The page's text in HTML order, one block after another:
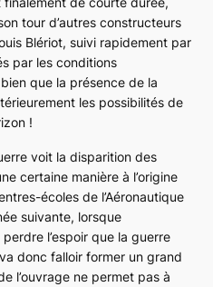
tour d’autres constructeurs
Blériot, suivi rapidement par
par les conditions
que la présence de la
les possibilités de
!
voit la disparition des
certaine manière à l’origine
écoles de l’Aéronautique
suivante, lorsque
l’espoir que la guerre
donc falloir former un grand
l’ouvrage ne permet pas à